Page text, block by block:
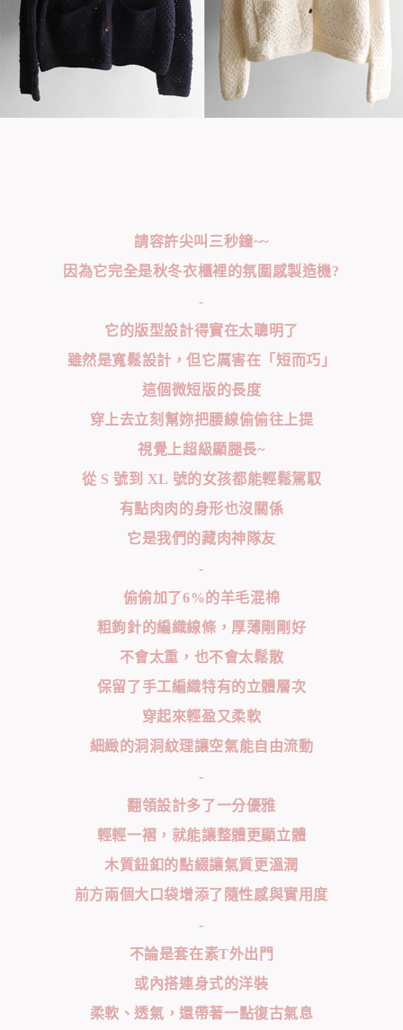
請容許尖叫三秒鐘~~
因為它完全是秋冬衣櫃裡的氛圍感製造機?
-
它的版型設計得實在太聰明了
雖然是寬鬆設計，但它厲害在「短而巧」
這個微短版的長度
穿上去立刻幫妳把腰線偷偷往上提
視覺上超級顯腿長~
從 S 號到 XL 號的女孩都能輕鬆駕馭
有點肉肉的身形也沒關係
它是我們的藏肉神隊友
-
偷偷加了6%的羊毛混棉
粗鉤針的編織線條，厚薄剛剛好
不會太重，也不會太鬆散
保留了手工編織特有的立體層次
穿起來輕盈又柔軟
細緻的洞洞紋理讓空氣能自由流動
-
翻領設計多了一分優雅
輕輕一褶，就能讓整體更顯立體
木質鈕釦的點綴讓氣質更溫潤
前方兩個大口袋增添了隨性感與實用度
-
不論是套在素T外出門
或內搭連身式的洋裝
柔軟、透氣，還帶著一點復古氣息